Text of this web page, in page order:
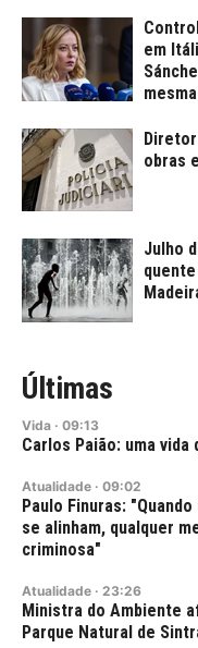
em
obras
Julho
Últimas
Vida · 09:13
Carlos Paião: uma
Atualidade · 09:02
Paulo Finuras:
se alinham, qualquer
criminosa"
Atualidade · 23:26
Ministra do Ambiente
Parque Natural de